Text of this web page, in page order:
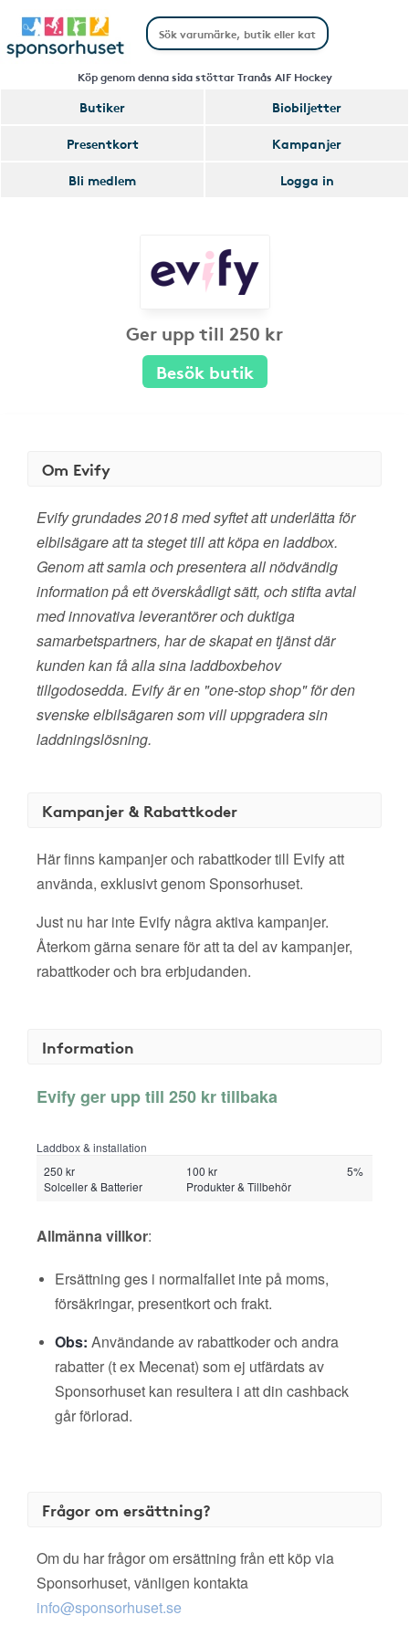
Köp genom denna sida stöttar Tranås AIF Hockey
Butiker
Biobiljetter
Presentkort
Kampanjer
Bli medlem
Logga in
Ger upp till 250 kr
Besök butik
Om Evify
Evify grundades 2018 med syftet att underlätta för
elbilsägare att ta steget till att köpa en laddbox.
Genom att samla och presentera all nödvändig
information på ett överskådligt sätt, och stifta avtal
med innovativa leverantörer och duktiga
samarbetspartners, har de skapat en tjänst där
kunden kan få alla sina laddboxbehov
tillgodosedda. Evify är en "one-stop shop" för den
svenske elbilsägaren som vill uppgradera sin
laddningslösning.
Kampanjer & Rabattkoder
Här finns kampanjer och rabattkoder till Evify att
använda, exklusivt genom Sponsorhuset.
Just nu har inte Evify några aktiva kampanjer.
Återkom gärna senare för att ta del av kampanjer,
rabattkoder och bra erbjudanden.
Information
Evify ger upp till 250 kr tillbaka
Laddbox & installation
250 kr
Solceller & Batterier
100 kr
Produkter & Tillbehör
5%
Allmänna villkor:
Ersättning ges i normalfallet inte på moms,
försäkringar, presentkort och frakt.
Obs: Användande av rabattkoder och andra
rabatter (t ex Mecenat) som ej utfärdats av
Sponsorhuset kan resultera i att din cashback
går förlorad.
Frågor om ersättning?
Om du har frågor om ersättning från ett köp via
Sponsorhuset, vänligen kontakta
info@sponsorhuset.se